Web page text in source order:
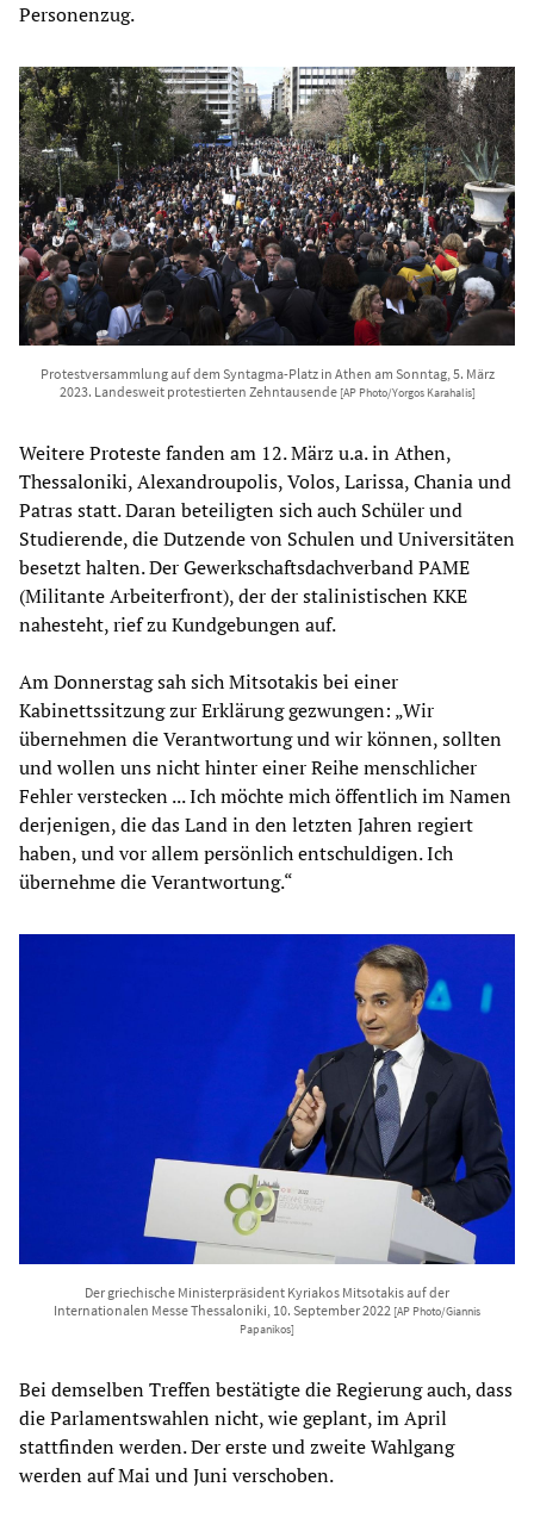
Personenzug.
Protestversammlung auf dem Syntagma-Platz in Athen am Sonntag, 5. März
2023. Landesweit protestierten Zehntausende [AP Photo/Yorgos Karahalis]
Weitere Proteste fanden am 12. März u.a. in Athen,
Thessaloniki, Alexandroupolis, Volos, Larissa, Chania und
Patras statt. Daran beteiligten sich auch Schüler und
Studierende, die Dutzende von Schulen und Universitäten
besetzt halten. Der Gewerkschaftsdachverband PAME
(Militante Arbeiterfront), der der stalinistischen KKE
nahesteht, rief zu Kundgebungen auf.
Am Donnerstag sah sich Mitsotakis bei einer
Kabinettssitzung zur Erklärung gezwungen: „Wir
übernehmen die Verantwortung und wir können, sollten
und wollen uns nicht hinter einer Reihe menschlicher
Fehler verstecken ... Ich möchte mich öffentlich im Namen
derjenigen, die das Land in den letzten Jahren regiert
haben, und vor allem persönlich entschuldigen. Ich
übernehme die Verantwortung.“
Der griechische Ministerpräsident Kyriakos Mitsotakis auf der
Internationalen Messe Thessaloniki, 10. September 2022 [AP Photo/Giannis
Papanikos]
Bei demselben Treffen bestätigte die Regierung auch, dass
die Parlamentswahlen nicht, wie geplant, im April
stattfinden werden. Der erste und zweite Wahlgang
werden auf Mai und Juni verschoben.